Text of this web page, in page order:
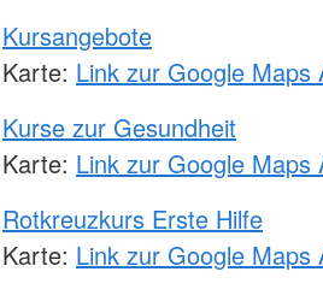
Kursangebote
Karte: Link zur Google Maps
Kurse zur Gesundheit
Karte: Link zur Google Maps
Rotkreuzkurs Erste Hilfe
Karte: Link zur Google Maps